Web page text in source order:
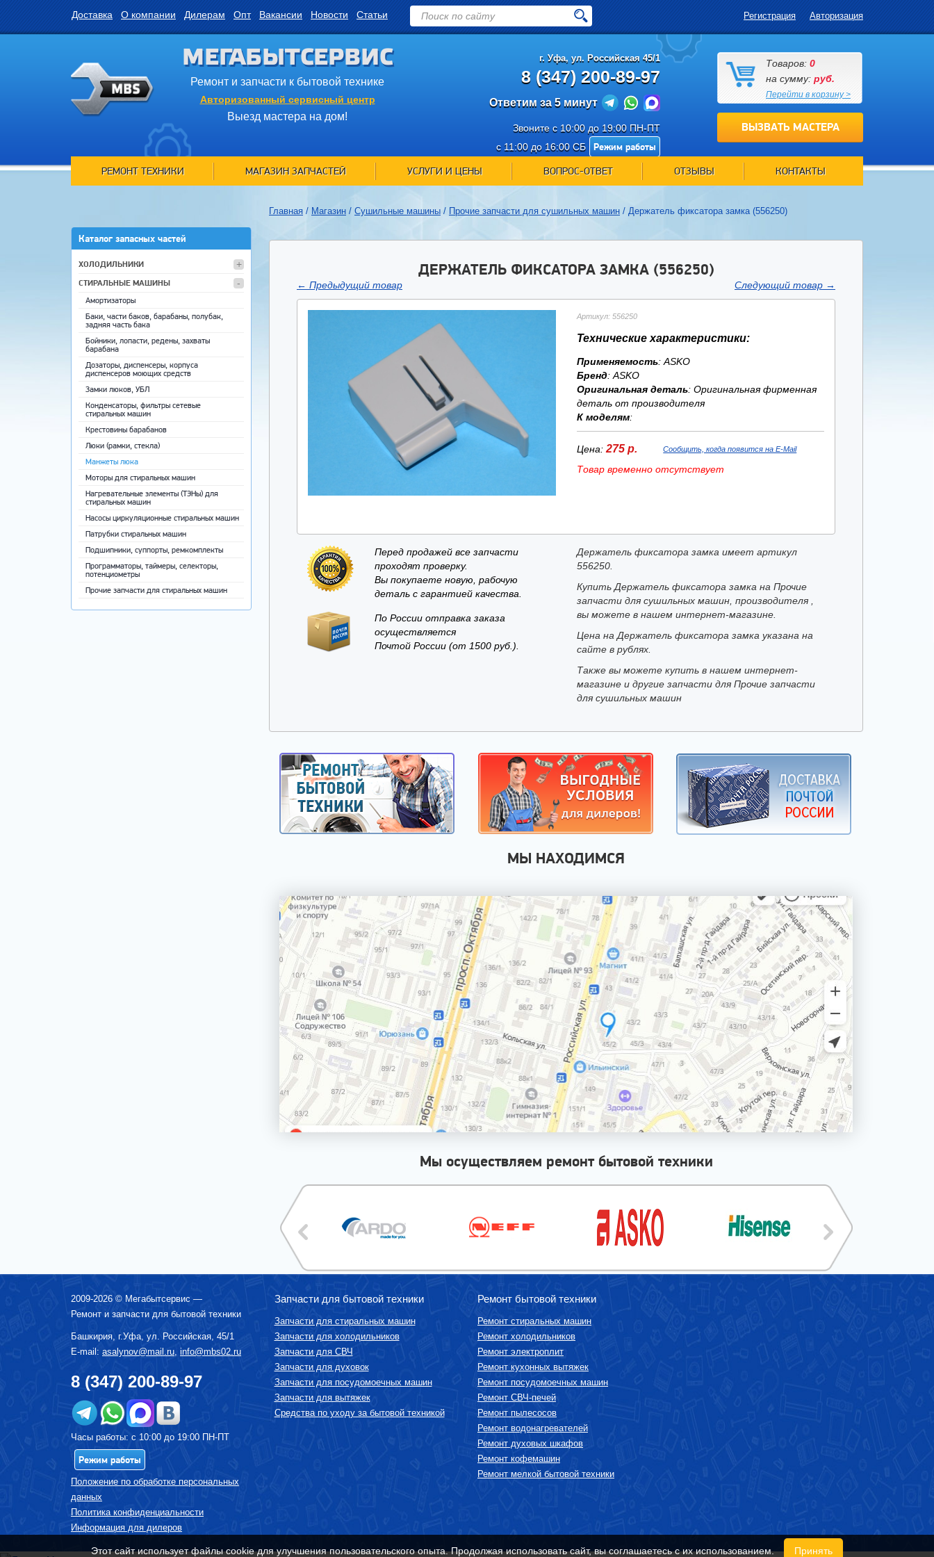
Доставка О компании Дилерам Опт Вакансии Новости Статьи Регистрация Авторизация
МЕГАБЫТСЕРВИС
Ремонт и запчасти к бытовой технике
Авторизованный сервисный центр
Выезд мастера на дом!
г. Уфа, ул. Российская 45/1
8 (347) 200-89-97
Ответим за 5 минут
Звоните с 10:00 до 19:00 ПН-ПТ
с 11:00 до 16:00 СБ
Режим работы
Товаров: 0
на сумму: руб.
Перейти в корзину >
ВЫЗВАТЬ МАСТЕРА
РЕМОНТ ТЕХНИКИ МАГАЗИН ЗАПЧАСТЕЙ УСЛУГИ И ЦЕНЫ ВОПРОС-ОТВЕТ ОТЗЫВЫ КОНТАКТЫ
Каталог запасных частей
ХОЛОДИЛЬНИКИ
СТИРАЛЬНЫЕ МАШИНЫ
Амортизаторы
Баки, части баков, барабаны, полубак,
задняя часть бака
Бойники, лопасти, редены, захваты
барабана
Дозаторы, диспенсеры, корпуса
диспенсеров моющих средств
Замки люков, УБЛ
Конденсаторы, фильтры сетевые
стиральных машин
Крестовины барабанов
Люки (рамки, стекла)
Манжеты люка
Моторы для стиральных машин
Нагревательные элементы (ТЭНы) для
стиральных машин
Насосы циркуляционные стиральных машин
Патрубки стиральных машин
Подшипники, суппорты, ремкомплекты
Программаторы, таймеры, селекторы,
потенциометры
Прочие запчасти для стиральных машин
МУЛЬТИВАРКИ
МЯСОРУБКИ
ПАРОВАРКИ
ПОСУДОМОЕЧНЫЕ МАШИНЫ
ПЫЛЕСОСЫ
СРЕДСТВА ПО УХОДУ ЗА БЫТОВОЙ
ТЕХНИКОЙ
СУШИЛКА ДЛЯ ФРУКТОВ И ОВОЩЕЙ
СУШИЛЬНЫЕ МАШИНЫ
ТЕЛЕВИЗОРЫ
УВЛАЖНИТЕЛИ, ОЧИСТИТЕЛИ ВОЗДУХА
УТЮГИ И ГЛАДИЛЬНЫЕ УСТРОЙСТВА
ФЕНЫ-ЩЕТКИ
ХЛЕБОПЕЧКИ
Главная / Магазин / Сушильные машины / Прочие запчасти для сушильных машин / Держатель фиксатора замка (556250)
ДЕРЖАТЕЛЬ ФИКСАТОРА ЗАМКА (556250)
← Предыдущий товар Следующий товар →
Артикул: 556250
Технические характеристики:
Применяемость: ASKO
Бренд: ASKO
Оригинальная деталь: Оригинальная фирменная
деталь от производителя
К моделям:
Цена: 275 р. Сообщить, когда появится на E-Mail
Товар временно отсутствует
Перед продажей все запчасти
проходят проверку.
Вы покупаете новую, рабочую
деталь с гарантией качества.
По России отправка заказа
осуществляется
Почтой России (от 1500 руб.).
Держатель фиксатора замка имеет артикул
556250.
Купить Держатель фиксатора замка на Прочие
запчасти для сушильных машин, производителя ,
вы можете в нашем интернет-магазине.
Цена на Держатель фиксатора замка указана на
сайте в рублях.
Также вы можете купить в нашем интернет-
магазине и другие запчасти для Прочие запчасти
для сушильных машин
МЫ НАХОДИМСЯ
Мы осуществляем ремонт бытовой техники
2009-2026 © Мегабытсервис —
Ремонт и запчасти для бытовой техники
Башкирия, г.Уфа, ул. Российская, 45/1
E-mail: asalynov@mail.ru, info@mbs02.ru
8 (347) 200-89-97
Часы работы: с 10:00 до 19:00 ПН-ПТ
Режим работы
Положение по обработке персональных
данных
Политика конфиденциальности
Информация для дилеров
Запчасти для бытовой техники
Запчасти для стиральных машин
Запчасти для холодильников
Запчасти для СВЧ
Запчасти для духовок
Запчасти для посудомоечных машин
Запчасти для вытяжек
Средства по уходу за бытовой техникой
Ремонт бытовой техники
Ремонт стиральных машин
Ремонт холодильников
Ремонт электроплит
Ремонт кухонных вытяжек
Ремонт посудомоечных машин
Ремонт СВЧ-печей
Ремонт пылесосов
Ремонт водонагревателей
Ремонт духовых шкафов
Ремонт кофемашин
Ремонт мелкой бытовой техники
Этот сайт использует файлы cookie для улучшения пользовательского опыта. Продолжая использовать сайт, вы соглашаетесь с их использованием. Принять